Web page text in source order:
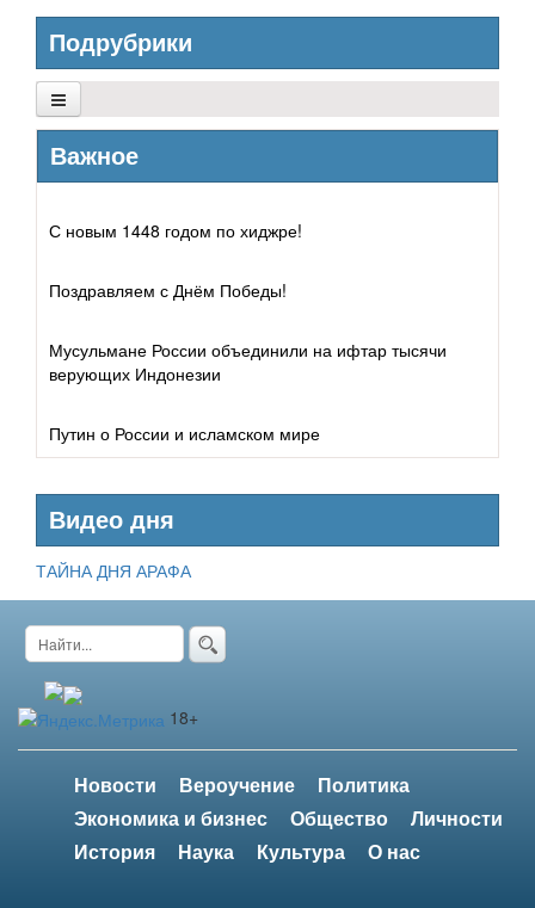
Подрубрики
Пророк Мухаммад
Учёные
Правители
Важное
С новым 1448 годом по хиджре!
Поздравляем с Днём Победы!
Мусульмане России объединили на ифтар тысячи
верующих Индонезии
Путин о России и исламском мире
Видео дня
ТАЙНА ДНЯ АРАФА
Новости Вероучение
Политика
Экономика и бизнес
Общество
Личности
История
Наука Культура О нас
18+